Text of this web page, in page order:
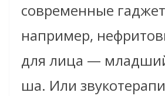
современные
например,
для лица —
ша. Или